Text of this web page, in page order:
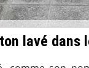
lavé dans